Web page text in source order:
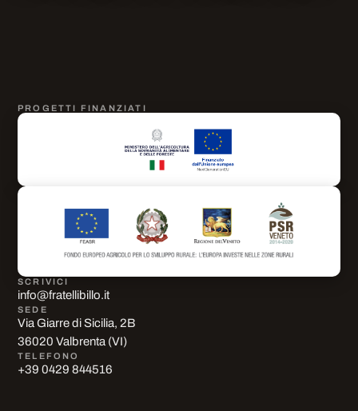
PROGETTI FINANZIATI
SCRIVICI
info@fratellibillo.it
SEDE
Via Giarre di Sicilia, 2B
36020 Valbrenta (VI)
TELEFONO
+39 0429 844516